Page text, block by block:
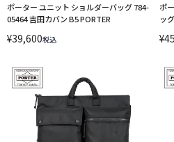
ポーター ユニット ショルダーバッグ 784-
05464 吉田カバン B5 PORTER
¥39,600税込
ポ
ッ
¥